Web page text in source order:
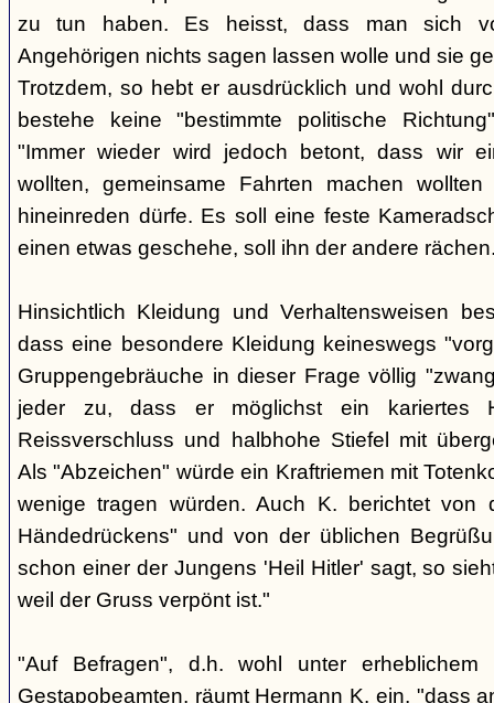
zu tun haben. Es heisst, dass man sich
Angehörigen nichts sagen lassen wolle und sie
Trotzdem, so hebt er ausdrücklich und wohl
bestehe keine "bestimmte politische
"Immer wieder wird jedoch betont, dass wir
wollten, gemeinsame Fahrten machen
hineinreden dürfe. Es soll eine feste
einen etwas geschehe, soll ihn der andere
Hinsichtlich Kleidung und Verhaltensweisen
dass eine besondere Kleidung keineswegs
Gruppengebräuche in dieser Frage völlig
jeder zu, dass er möglichst ein kariertes
Reissverschluss und halbhohe Stiefel mit
Als "Abzeichen" würde ein Kraftriemen mit
wenige tragen würden. Auch K. berichtet von
Händedrückens" und von der üblichen
schon einer der Jungens 'Heil Hitler' sagt, so
weil der Gruss verpönt ist."
"Auf Befragen", d.h. wohl unter erheblichem
Gestapobeamten, räumt Hermann K. ein, "dass